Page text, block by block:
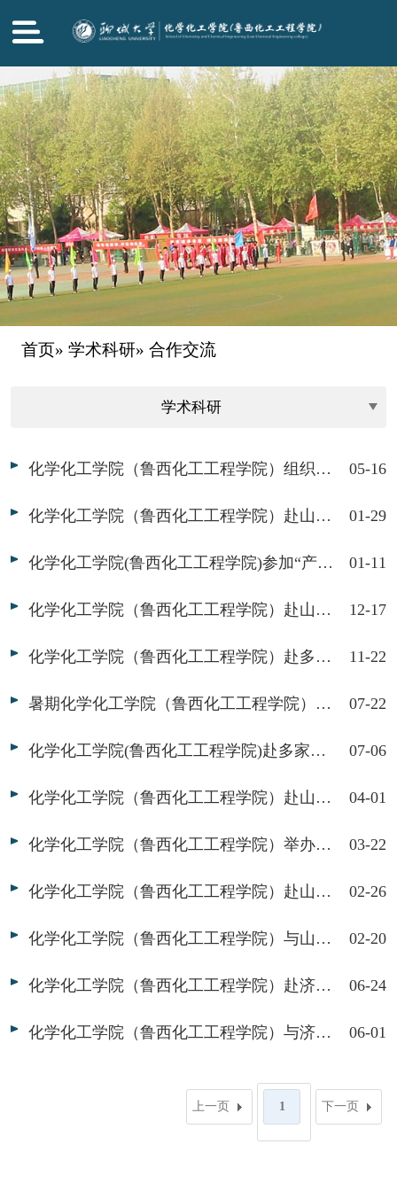
首页» 学术科研» 合作交流
化学化工学院（鲁西化工工程学院）组织2024级化工专业学生开展见习暨职业体验活动 05-16
化学化工学院（鲁西化工工程学院）赴山东多地化工产业园开展深度校企对接与合作洽谈 01-29
化学化工学院(鲁西化工工程学院)参加“产融百校，智汇千企”东营市标志性产业链产才科教对接交流活动 01-11
化学化工学院（鲁西化工工程学院）赴山东联科科技股份有限公司、元利化学集团股份有限公司开展访企拓岗暨职业体验活动 12-17
化学化工学院（鲁西化工工程学院）赴多家企业开展访企拓岗活动 11-22
暑期化学化工学院（鲁西化工工程学院）深入聊城市化工企业调研技术需求 07-22
化学化工学院(鲁西化工工程学院)赴多家企业开展访企拓岗活动 07-06
化学化工学院（鲁西化工工程学院）赴山东华盛橡胶有限公司开展访企拓岗、职业体验活动 04-01
化学化工学院（鲁西化工工程学院）举办翼创控股座谈交流会 03-22
化学化工学院（鲁西化工工程学院）赴山东信发瑞捷新材料科技有限公司开展访企拓岗暨职业体验活动 02-26
化学化工学院（鲁西化工工程学院）与山东信发瑞捷新材料科技有限公司开展座谈交流 02-20
化学化工学院（鲁西化工工程学院）赴济南悟通开展合作交流 06-24
化学化工学院（鲁西化工工程学院）与济南诺亚应急管理公司开展合作交流 06-01
上一页 1 下一页